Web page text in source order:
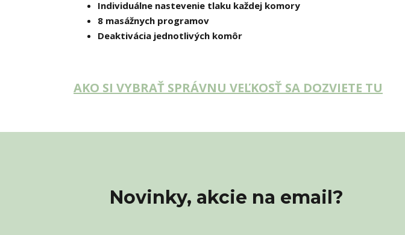
Individuálne nastevenie tlaku každej komory
8 masážnych programov
Deaktivácia jednotlivých komôr
AKO SI VYBRAŤ SPRÁVNU VEĽKOSŤ SA DOZVIETE TU
Novinky, akcie na email?